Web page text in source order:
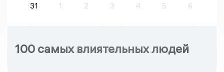
31
1 2 3 4 5 6
100 самых влиятельных людей